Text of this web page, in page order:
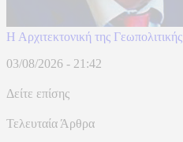
Η Αρχιτεκτονική της
03/08/2026 - 21:42
Δείτε επίσης
Τελευταία Άρθρα